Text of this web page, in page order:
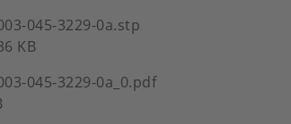
045-3229-0a.stp
KB
045-3229-0a_0.pdf